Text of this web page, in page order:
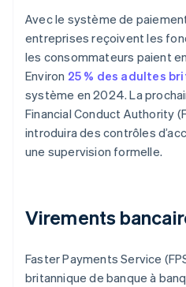
Avec le système de
entreprises reçoivent les
les consommateurs paient
Environ 25 % des adultes
système en 2024. La
Financial Conduct Authority
introduira des contrôles
une supervision formelle.
Virements
Faster Payments Service
britannique de banque à